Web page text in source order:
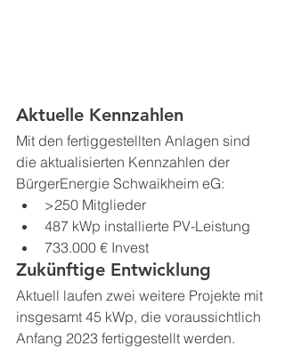
Aktuelle Kennzahlen
Mit den fertiggestellten Anlagen sind
die aktualisierten Kennzahlen der
BürgerEnergie Schwaikheim eG:
>250 Mitglieder
487 kWp installierte PV-Leistung
733.000 € Invest
Zukünftige Entwicklung
Aktuell laufen zwei weitere Projekte mit
insgesamt 45 kWp, die voraussichtlich
Anfang 2023 fertiggestellt werden.